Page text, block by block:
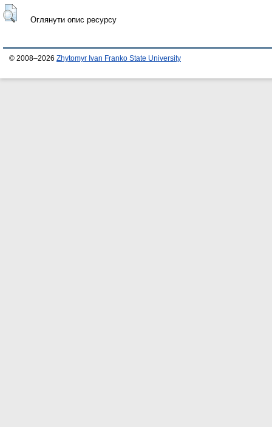
Оглянути опис ресурсу
© 2008–2026 Zhytomyr Ivan Franko State University